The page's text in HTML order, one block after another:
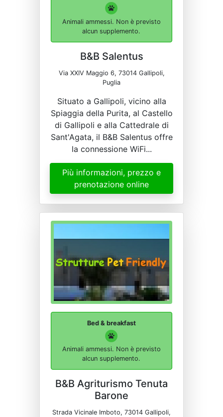
Animali ammessi. Non è previsto
alcun supplemento.
B&B Salentus
Via XXIV Maggio 6, 73014 Gallipoli,
Puglia
Situato a Gallipoli, vicino alla
Spiaggia della Purita, al Castello
di Gallipoli e alla Cattedrale di
Sant'Agata, il B&B Salentus offre
la connessione WiFi...
Più informazioni, prezzo e
prenotazione online
Bed & breakfast
Animali ammessi. Non è previsto
alcun supplemento.
B&B Agriturismo Tenuta
Barone
Strada Vicinale Imboto, 73014 Gallipoli,